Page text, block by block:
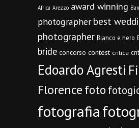
Africa Arezzo award winning
photographer best
photographer Bianco e nero
bride concorso contest critica
Edoardo Agresti
Florencefoto
fotografia